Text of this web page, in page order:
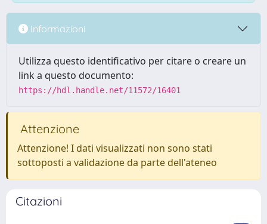
Informazioni
Utilizza questo identificativo per citare o creare un
link a questo documento:
https://hdl.handle.net/11572/16401
Attenzione
Attenzione! I dati visualizzati non sono stati
sottoposti a validazione da parte dell'ateneo
Citazioni